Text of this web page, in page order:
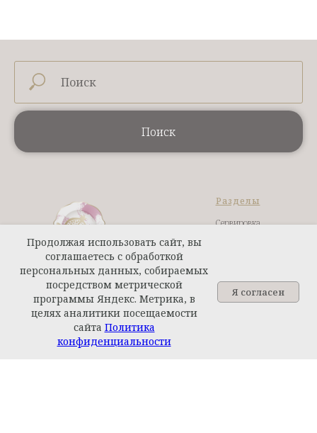
Поиск
Пн-Пт: 10:00 - 19:00
Разделы
Сервировка
Столовые приборы
Кухонные ножи
Продолжая использовать сайт, вы
соглашаетесь с обработкой
персональных данных, собираемых
посредством метрической
программы Яндекс. Метрика, в
целях аналитики посещаемости
сайта Политика
конфиденциальности
Я согласен